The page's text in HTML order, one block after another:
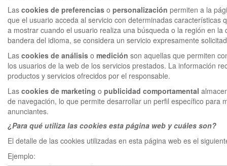
Las cookies de preferencias o personalización permiten a la
que el usuario acceda al servicio con determinadas
a mostrar cuando el usuario realiza una búsqueda o la región en
bandera del idioma, se considera un servicio expresamente
Las cookies de análisis o medición son aquellas que permiten
los usuarios de la web de los servicios prestados. La información
productos y servicios ofrecidos por el responsable.
Las cookies de marketing o publicidad comportamental
de navegación, lo que permite desarrollar un perfil específico para
anunciantes.
¿Para qué utiliza las cookies esta página web y cuáles son?
El detalle de las cookies utilizadas en esta página web es el
Ejemplo: